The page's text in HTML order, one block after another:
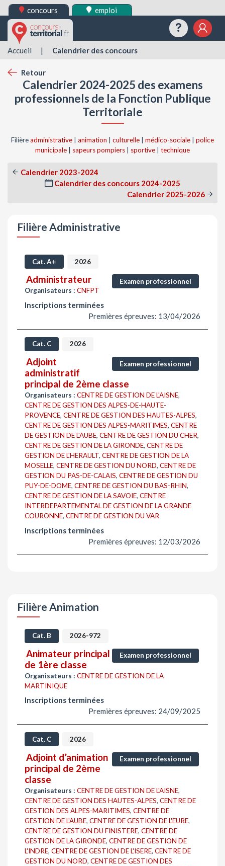
concours emploi
Accueil | Calendrier des concours
Retour
Calendrier 2024-2025 des examens
professionnels de la Fonction Publique
Territoriale
Filièreadministrative animation culturelle médico-sociale
police
municipale
sapeurs pompiers sportive technique
Calendrier 2023-2024
Calendrier des concours 2024-2025
Calendrier 2025-2026
Filière Administrative
Cat. A+ 2026
Examen professionnel
Administrateur
Organisateurs : CNFPT
Inscriptions terminées
Premières épreuves: 13/04/2026
Cat. C 2026
Examen professionnel
Adjoint
administratif
principal de 2ème classe
Organisateurs : CENTRE DE GESTION DE L'AISNE,
CENTRE DE GESTION DES ALPES-DE-HAUTE-
PROVENCE, CENTRE DE GESTION DES HAUTES-ALPES,
CENTRE DE GESTION DES ALPES-MARITIMES, CENTRE
DE GESTION DE L'AUBE, CENTRE DE GESTION DU CHER,
CENTRE DE GESTION DE LA GIRONDE, CENTRE DE
GESTION DE L'HERAULT, CENTRE DE GESTION DE LA
MOSELLE, CENTRE DE GESTION DU NORD, CENTRE DE
GESTION DU PAS-DE-CALAIS, CENTRE DE GESTION DU
PUY-DE-DOME, CENTRE DE GESTION DU BAS-RHIN,
CENTRE DE GESTION DE LA SAVOIE, CENTRE
INTERDEPARTEMENTAL DE GESTION DE LA GRANDE
COURONNE, CENTRE DE GESTION DU VAR
Inscriptions terminées
Premières épreuves: 12/03/2026
Filière Animation
Cat. B 2026-972
Examen professionnel
Animateur principal
de 1ère classe
Organisateurs : CENTRE DE GESTION DE LA
MARTINIQUE
Inscriptions terminées
Premières épreuves: 24/09/2025
Cat. C 2026
Examen professionnel
Adjoint d’animation
principal de 2ème
classe
Organisateurs : CENTRE DE GESTION DE L'AISNE,
CENTRE DE GESTION DES HAUTES-ALPES, CENTRE DE
GESTION DES ALPES-MARITIMES, CENTRE DE
GESTION DE L'AUBE, CENTRE DE GESTION DE L'EURE,
CENTRE DE GESTION DU FINISTERE, CENTRE DE
GESTION DE LA GIRONDE, CENTRE DE GESTION DE
L'INDRE, CENTRE DE GESTION DE L'ISERE, CENTRE DE
GESTION DU NORD, CENTRE DE GESTION DES